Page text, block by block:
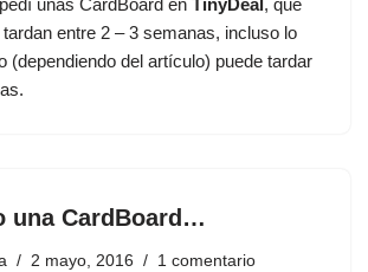
unas CardBoard en TinyDeal, que
entre 2 – 3 semanas, incluso lo
(dependiendo del artículo) puede tardar
una CardBoard…
2 mayo, 2016 1 comentario